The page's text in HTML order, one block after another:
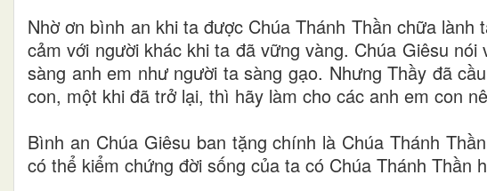
Nhờ ơn bình an khi ta được Chúa Thánh Thần chữa
cảm với người khác khi ta đã vững vàng. Chúa Giêsu
sàng anh em như người ta sàng gạo. Nhưng Thầy đã
con, một khi đã trở lại, thì hãy làm cho các anh em con
Bình an Chúa Giêsu ban tặng chính là Chúa Thánh
có thể kiểm chứng đời sống của ta có Chúa Thánh Thần